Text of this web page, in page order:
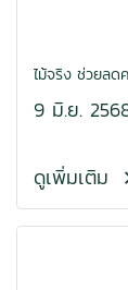
ไม้จริง ช่วยลด
9 มิ.ย.
ดูเพิ่มเติม